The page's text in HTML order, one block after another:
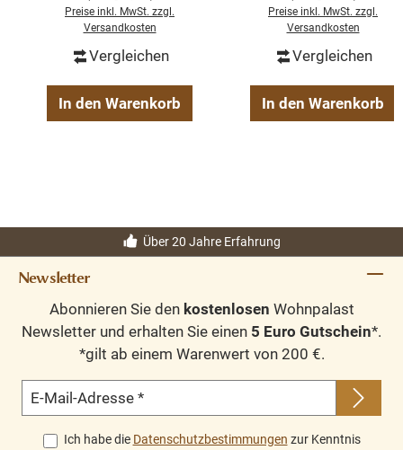
Beschläge/Griffe wählbar
Oberflächen und Farben sind frei wählbar. 36 Farben
und 8 Oberflächen (lackiert/gewachst/natur usw.) -
Andere Abmessungen und Sonderanfertigungen sind
Preise inkl. MwSt. zzgl.
Versandkosten
Vergleichen
In den Warenkorb
Preise inkl. MwSt. zzgl.
Versandkosten
Vergleichen
In den Warenkorb
Über 20 Jahre Erfahrung
Newsletter
Abonnieren Sie den kostenlosen Wohnpalast
Newsletter und erhalten Sie einen 5 Euro Gutschein*.
*gilt ab einem Warenwert von 200 €.
E-Mail-Adresse *
Ich habe die Datenschutzbestimmungen zur Kenntnis